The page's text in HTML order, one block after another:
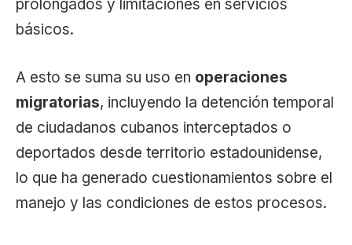
prolongados y limitaciones en servicios
básicos.
A esto se suma su uso en operaciones
migratorias, incluyendo la detención temporal
de ciudadanos cubanos interceptados o
deportados desde territorio estadounidense,
lo que ha generado cuestionamientos sobre el
manejo y las condiciones de estos procesos.